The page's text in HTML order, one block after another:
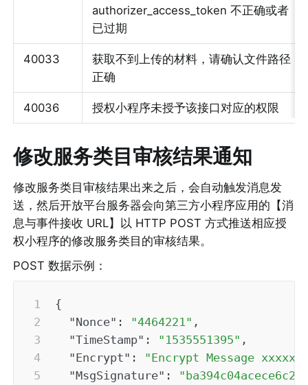
authorizer_access_token 不正确或者
已过期
40033
获取不到上传的材料，请确认文件路径
正确
40036 授权小程序未授予该接口对应的权限
修改服务类目审核结果通知
修改服务类目审核结果出来之后，会自动触发消息发
送，然后开放平台服务器会向第三方小程序应用的【消
息与事件接收 URL】以 HTTP POST 方式推送相应授
权小程序的修改服务类目的审核结果。
POST 数据示例：
{
"Nonce" : "4464221" ,
"TimeStamp" : "1535551395" ,
"Encrypt" :
"Encrypt Message
"MsgSignature" :